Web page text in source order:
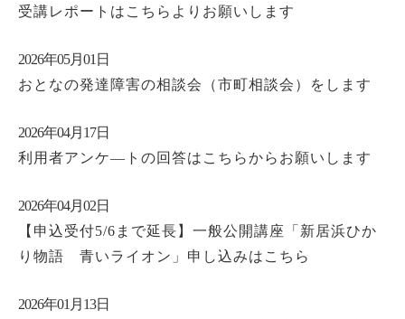
受講レポートはこちらよりお願いします
2026年05月01日
おとなの発達障害の相談会（市町相談会）をします
2026年04月17日
利用者アンケ―トの回答はこちらからお願いします
2026年04月02日
【申込受付5/6まで延長】一般公開講座「新居浜ひか
り物語 青いライオン」申し込みはこちら
2026年01月13日